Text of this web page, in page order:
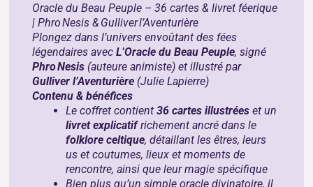
Oracle du Beau Peuple – 36 cartes & livret féerique
| Phro Nesis & Gulliver l’Aventurière
Plongez dans l’univers envoûtant des fées
légendaires avecL’Oracle du Beau Peuple, signé
Phro Nesis (auteure animiste) et illustré par
Gulliver l’Aventurière (Julie Lapierre)
Contenu & bénéfices
Le coffret contient36 cartes illustrées et un
livret explicatifrichement ancré dans le
folklore celtique, détaillant les êtres, leurs
us et coutumes, lieux et moments de
rencontre, ainsi que leur magie spécifique
Bien plus qu’un simple oracle divinatoire, il